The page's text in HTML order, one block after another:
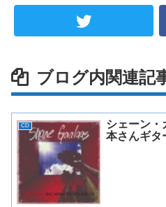
ブログ内関連記
CD
シェーン・
本さんギタ